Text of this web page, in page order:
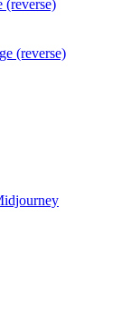
(reverse)
(reverse)